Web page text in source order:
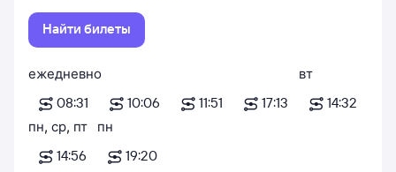
Найти билеты
ежедневно
08:31
10:06 11:51 17:13
вт
14:32
пн, ср, пт
14:56
пн
19:20